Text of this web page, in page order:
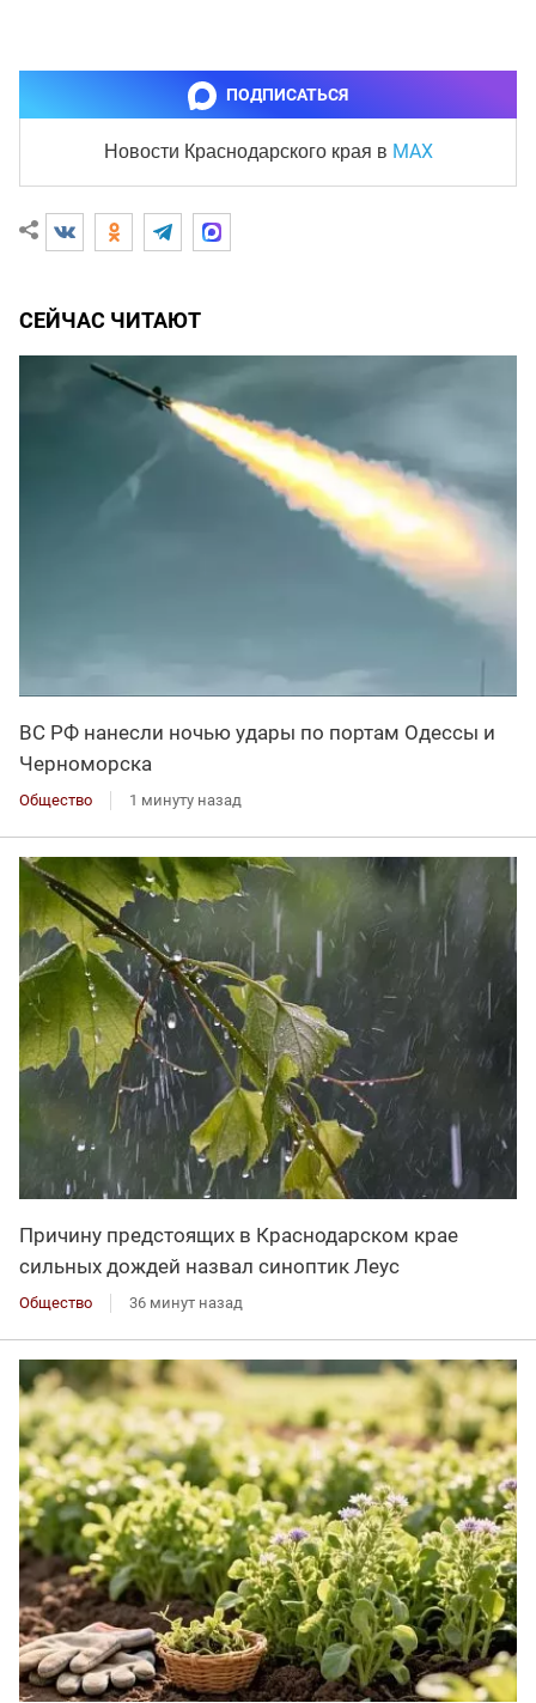
ПОДПИСАТЬСЯ
Новости Краснодарского края в MAX
СЕЙЧАС ЧИТАЮТ
ВС РФ нанесли ночью удары по портам Одессы и
Черноморска
Общество 1 минуту назад
Причину предстоящих в Краснодарском крае
сильных дождей назвал синоптик Леус
Общество 36 минут назад